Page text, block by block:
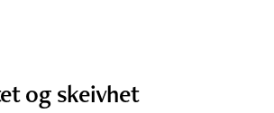
og skeivhet